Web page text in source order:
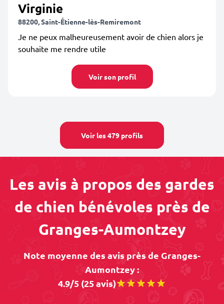
Virginie
88200, Saint-Étienne-lès-Remiremont
Je ne peux malheureusement avoir de chien alors je
souhaite me rendre utile
Voir son profil
Voir les 479 profils
Les avis à propos des gardes
de chien bénévoles près de
Granges-Aumontzey
Note moyenne des avis près de Granges-
Aumontzey :
4.9/5 (25 avis)